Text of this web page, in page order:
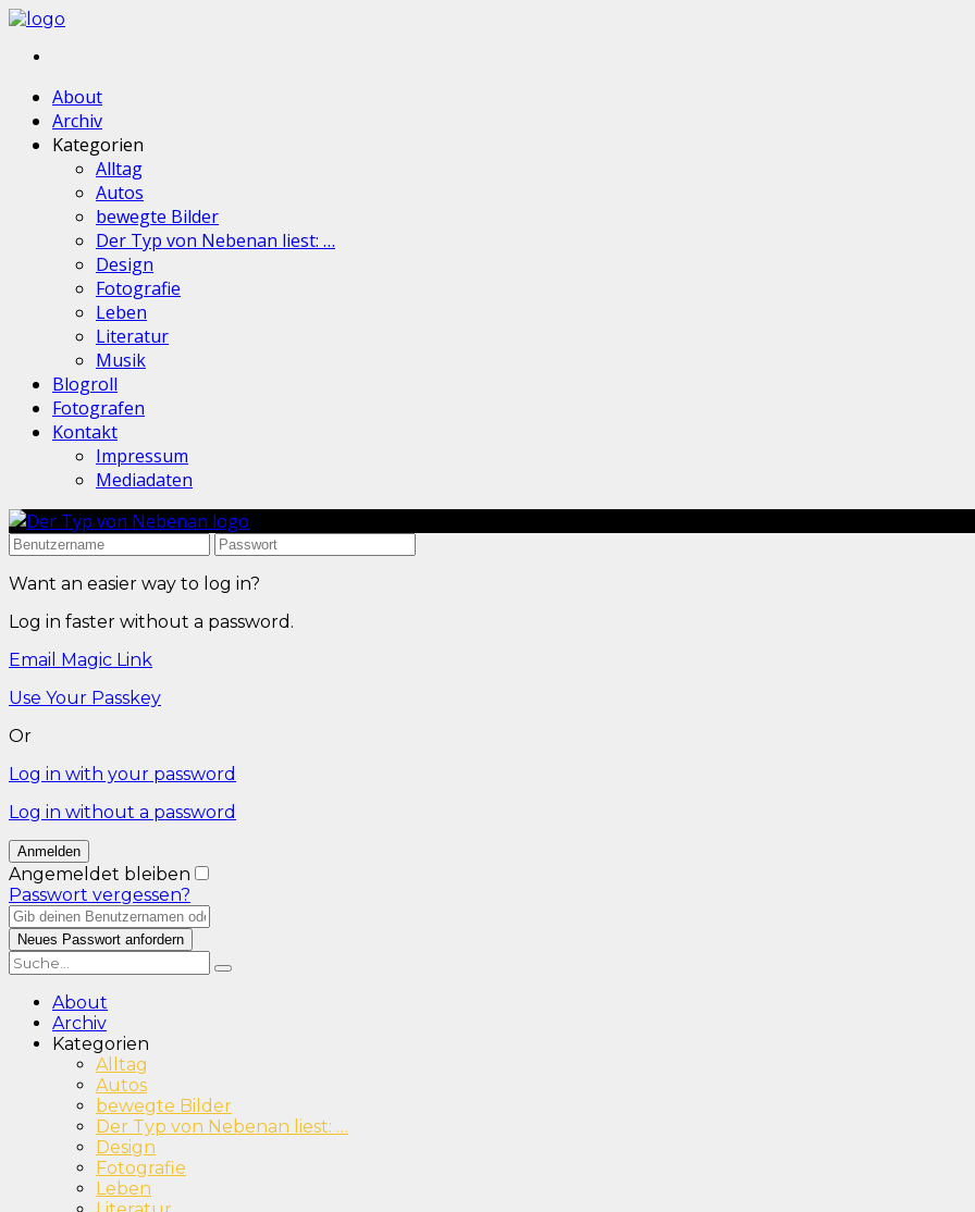
About
Archiv
Kategorien
Alltag
Autos
bewegte Bilder
Der Typ von Nebenan liest: …
Design
Fotografie
Leben
Literatur
Musik
Blogroll
Fotografen
Kontakt
Impressum
Mediadaten
Want an easier way to log in?
Log in faster without a password.
Email Magic Link
Use Your Passkey
Or
Log in with your password
Log in without a password
Angemeldet bleiben
Passwort vergessen?
About
Archiv
Kategorien
Alltag
Autos
bewegte Bilder
Der Typ von Nebenan liest: …
Design
Fotografie
Leben